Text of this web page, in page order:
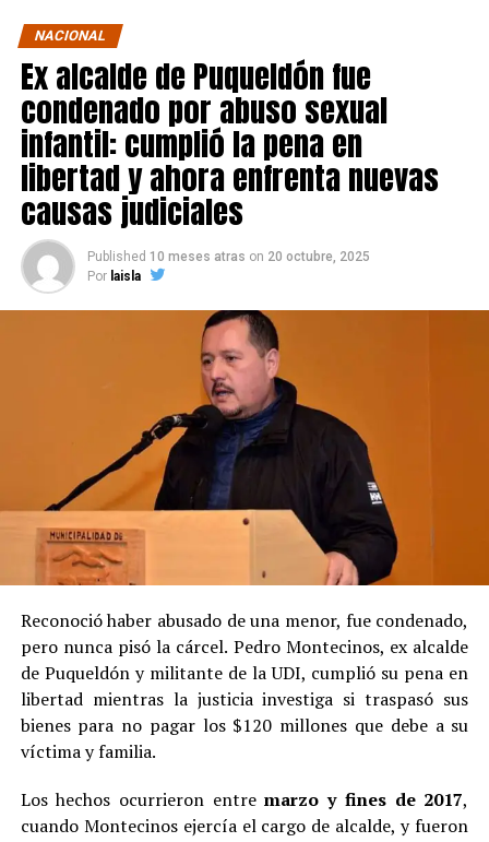
NACIONAL
Ex alcalde de Puqueldón fue
condenado por abuso sexual
infantil: cumplió la pena en
libertad y ahora enfrenta nuevas
causas judiciales
Published 10 meses atras on 20 octubre, 2025
Por laisla
Reconoció haber abusado de una menor, fue condenado,
pero nunca pisó la cárcel. Pedro Montecinos, ex alcalde
de Puqueldón y militante de la UDI, cumplió su pena en
libertad mientras la justicia investiga si traspasó sus
bienes para no pagar los $120 millones que debe a su
víctima y familia.
Los hechos ocurrieron entremarzo y fines de 2017,
cuando Montecinos ejercía el cargo de alcalde, y fueron